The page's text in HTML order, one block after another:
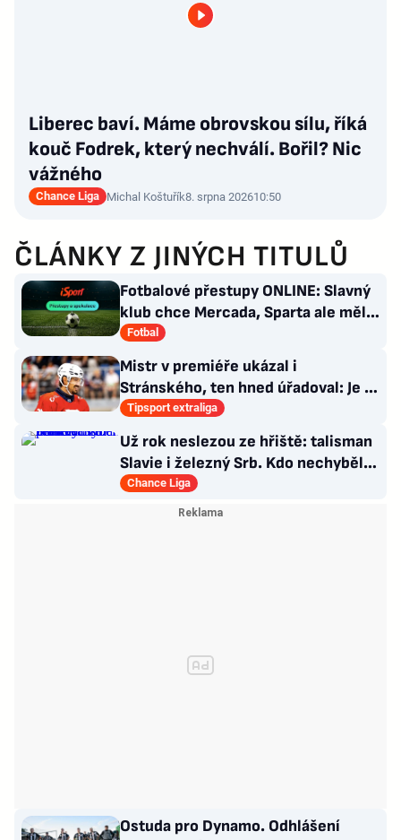
Liberec baví. Máme obrovskou sílu, říká
kouč Fodrek, který nechválí. Bořil? Nic
vážného
Chance Liga Michal Koštuřík8. srpna 202610:50
ČLÁNKY Z JINÝCH TITULŮ
Fotbalové přestupy ONLINE: Slavný
klub chce Mercada, Sparta ale měla
nabídku odmítnout
Fotbal
Mistr v premiéře ukázal i
Stránského, ten hned úřadoval: Je to
pro mě úplně nové…
Tipsport extraliga
Už rok neslezou ze hřiště: talisman
Slavie i železný Srb. Kdo nechyběl
pět let?
Chance Liga
Ostuda pro Dynamo. Odhlášení